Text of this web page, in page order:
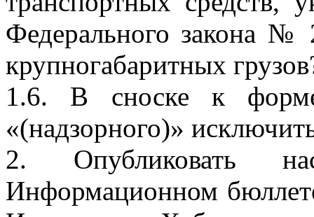
Федерального закона
крупногабаритных
1.6. В сноске к форме
«(надзорного)»
2. Опубликовать
Информационном